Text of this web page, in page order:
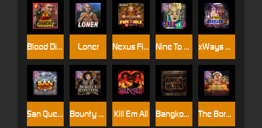
Kill Em All
Blood Diamond Nexus Fire In The Hole xBomb
Bangkok Hilton
Loner xWays Hoarder 2
Nine To Five
Bounty Hunters xNudge®
San Quentin xWays The Border